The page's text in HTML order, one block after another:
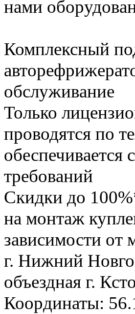
нами
Комплексный
обслуживание
Только
проводятся по
обеспечивается
требований
Скидки до
на монтаж
зависимости от
г. Нижний
объездная г.
Координаты: